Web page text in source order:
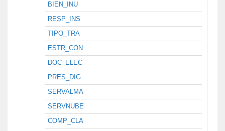
BIEN_INU
RESP_INS
TIPO_TRA
ESTR_CON
DOC_ELEC
PRES_DIG
SERVALMA
SERVNUBE
COMP_CLA